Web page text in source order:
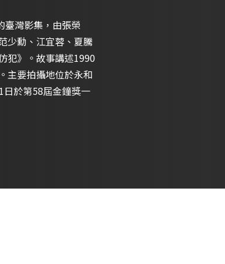
灣影集，由張榮
少勳、江宜蓉、夏騰
犯》。故事講述1990
主要拍攝地位於永和
於第58屆金鐘獎一